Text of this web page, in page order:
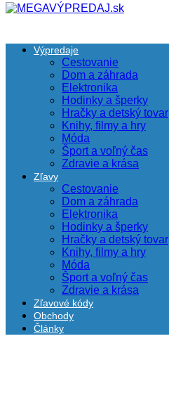
Výpredaje
Cestovanie
Dom a záhrada
Elektronika
Hodinky a šperky
Hračky a detský tovar
Knihy, filmy a hry
Móda
Šport a voľný čas
Zdravie a krása
Zľavy
Cestovanie
Dom a záhrada
Elektronika
Hodinky a šperky
Hračky a detský tovar
Knihy, filmy a hry
Móda
Šport a voľný čas
Zdravie a krása
Zľavové kódy
Obchody
Články